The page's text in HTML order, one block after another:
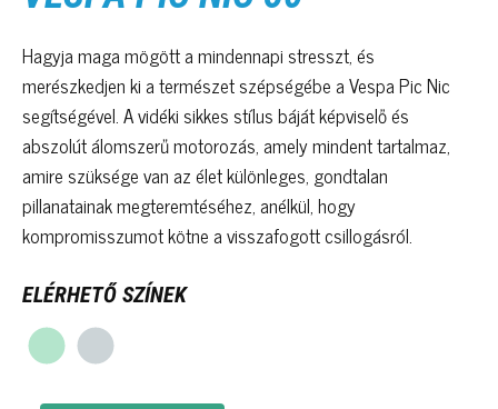
Hagyja maga mögött a mindennapi stresszt, és
merészkedjen ki a természet szépségébe a Vespa Pic Nic
segítségével. A vidéki sikkes stílus báját képviselő és
abszolút álomszerű motorozás, amely mindent tartalmaz,
amire szüksége van az élet különleges, gondtalan
pillanatainak megteremtéséhez, anélkül, hogy
kompromisszumot kötne a visszafogott csillogásról.
ELÉRHETŐ SZÍNEK